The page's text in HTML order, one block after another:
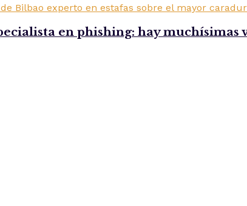
en phishing: hay muchísimas